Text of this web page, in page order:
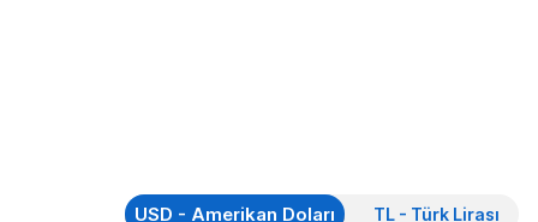
USD - Amerikan Doları TL - Türk Lirası